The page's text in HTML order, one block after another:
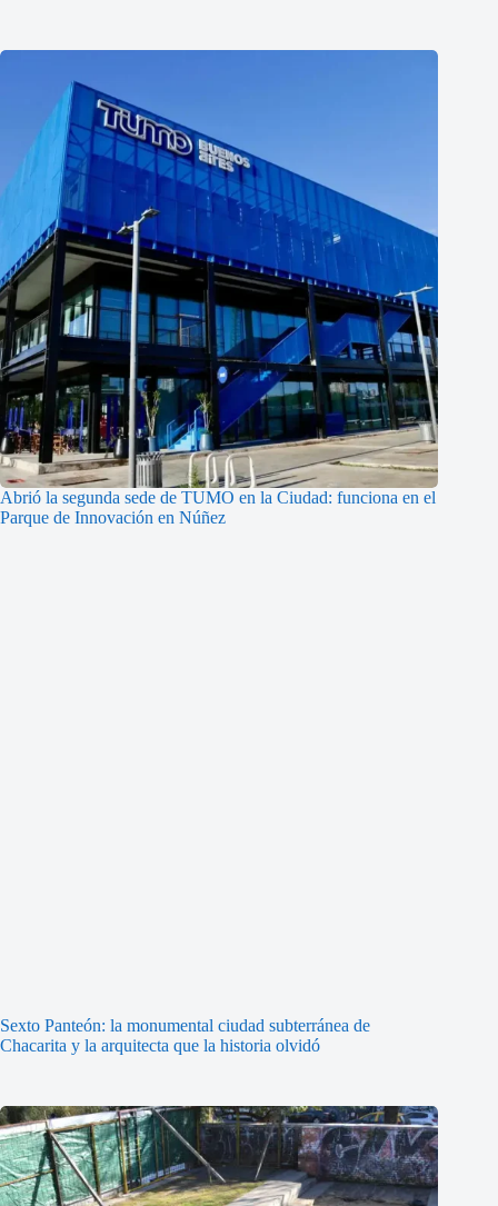
Abrió la segunda sede de TUMO en la Ciudad: funciona en el
Parque de Innovación en Núñez
Sexto Panteón: la monumental ciudad subterránea de
Chacarita y la arquitecta que la historia olvidó